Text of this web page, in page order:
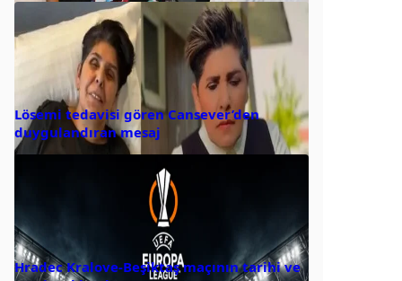
Lösemi tedavisi gören Cansever’den
duygulandıran mesaj
Hradec Kralove-Beşiktaş maçının tarihi ve